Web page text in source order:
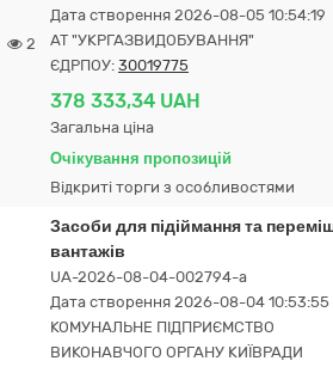
2
Дата створення 2026-08-05 10:54:19
АТ "УКРГАЗВИДОБУВАННЯ"
ЄДРПОУ: 30019775
378 333,34 UAH
Загальна ціна
Очікування пропозицій
Відкриті торги з особливостями
Засоби для підіймання та
вантажів
UA-2026-08-04-002794-a
Дата створення 2026-08-04 10:53:55
КОМУНАЛЬНЕ ПІДПРИЄМСТВО
ВИКОНАВЧОГО ОРГАНУ КИЇВРАДИ